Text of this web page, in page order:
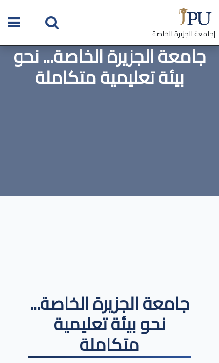
|جامعة الجزيرة الخاصة
جامعة الجزيرة الخاصة... نحو
بيئة تعليمية متكاملة
جامعة الجزيرة الخاصة...
نحو بيئة تعليمية
متكاملة